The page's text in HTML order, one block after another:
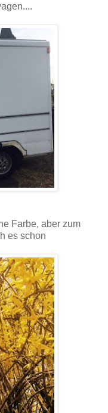
Farbe, aber zum
es schon